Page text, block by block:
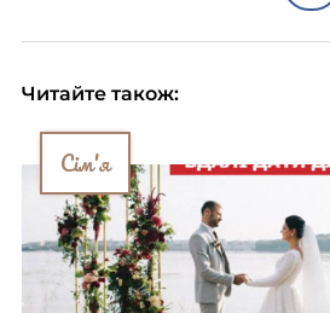
Читайте також:
Сім'я